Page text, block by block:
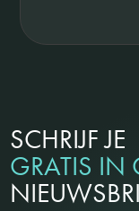
SCHRIJF JE
GRATIS IN